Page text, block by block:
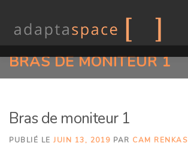
contenu
LES INDUSTRIES SOUTIEN
BRAS DE MONITEUR 1
Bras de moniteur 1
PUBLIÉ LE JUIN 13, 2019 PAR CAM RENKAS